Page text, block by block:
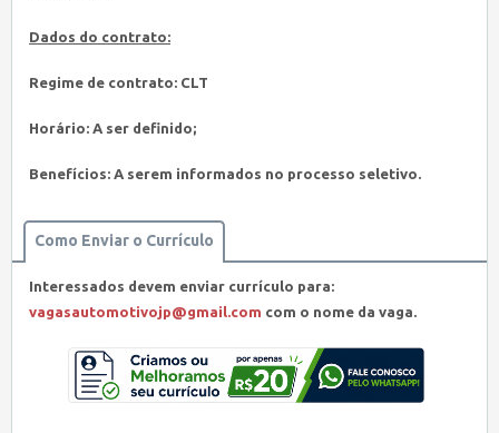
Dados do contrato:
Regime de contrato: CLT
Horário: A ser definido;
Benefícios: A serem informados no processo seletivo.
Como Enviar o Currículo
Interessados devem enviar currículo para:
vagasautomotivojp@gmail.com com o nome da vaga.